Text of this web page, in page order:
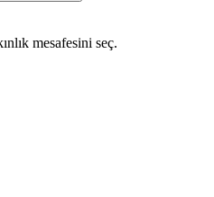
mesafesini seç.